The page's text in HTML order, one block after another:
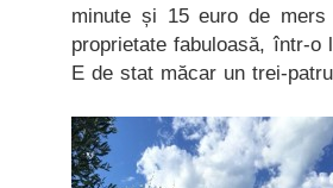
minute și 15 euro de
proprietate fabuloasă, într-
E de stat măcar un trei-